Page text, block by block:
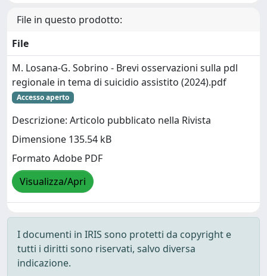
File in questo prodotto:
File
M. Losana-G. Sobrino - Brevi osservazioni sulla pdl
regionale in tema di suicidio assistito (2024).pdf
Accesso aperto
Descrizione: Articolo pubblicato nella Rivista
Dimensione 135.54 kB
Formato Adobe PDF
Visualizza/Apri
I documenti in IRIS sono protetti da copyright e
tutti i diritti sono riservati, salvo diversa
indicazione.